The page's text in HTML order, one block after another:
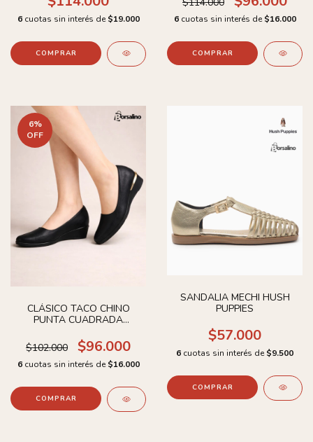
6 cuotas sin interés de $19.000
COMPRAR
6 cuotas sin interés de $16.000
COMPRAR
6%
OFF
CLÁSICO TACO CHINO
PUNTA CUADRADA
$102.000
$96.000
6 cuotas sin interés de $16.000
COMPRAR
SANDALIA MECHI HUSH
PUPPIES
$57.000
6 cuotas sin interés de $9.500
COMPRAR